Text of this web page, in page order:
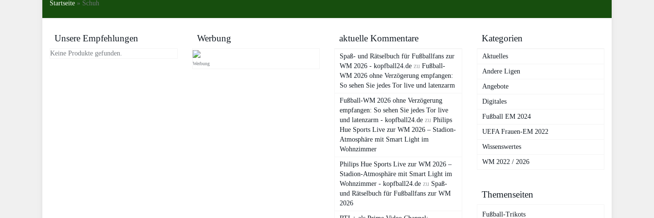
Startseite » Schuh
Unsere Empfehlungen
Keine Produkte gefunden.
Werbung
Werbung
aktuelle Kommentare
Spaß- und Rätselbuch für Fußballfans zur
WM 2026 - kopfball24.de zu Fußball-
WM 2026 ohne Verzögerung empfangen:
So sehen Sie jedes Tor live und latenzarm
Fußball-WM 2026 ohne Verzögerung
empfangen: So sehen Sie jedes Tor live
und latenzarm - kopfball24.de zu Philips
Hue Sports Live zur WM 2026 – Stadion-
Atmosphäre mit Smart Light im
Wohnzimmer
Philips Hue Sports Live zur WM 2026 –
Stadion-Atmosphäre mit Smart Light im
Wohnzimmer - kopfball24.de zu Spaß-
und Rätselbuch für Fußballfans zur WM
2026
Kategorien
Aktuelles
Andere Ligen
Angebote
Digitales
Fußball EM 2024
UEFA Frauen-EM 2022
Wissenswertes
WM 2022 / 2026
Themenseiten
Fußball-Trikots